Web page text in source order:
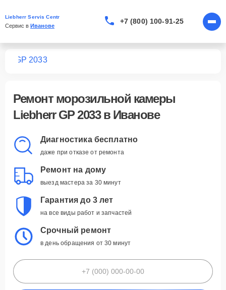
Liebherr Servis Centr
Сервис в Иванове
+7 (800) 100-91-25
GP 2033
Ремонт морозильной камеры
Liebherr GP 2033в Иванове
Диагностика бесплатно
даже при отказе от ремонта
Ремонт на дому
выезд мастера за 30 минут
Гарантия до 3 лет
на все виды работ и запчастей
Срочный ремонт
в день обращения от 30 минут